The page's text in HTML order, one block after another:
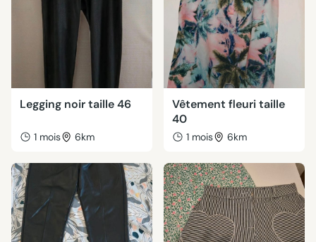
Legging noir taille 46
1 mois 6km
Vêtement fleuri taille
40
1 mois 6km